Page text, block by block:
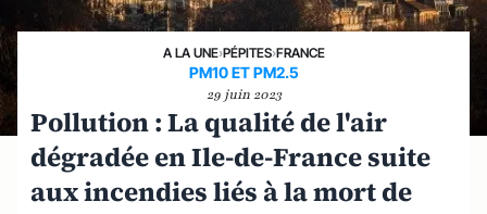
A LA UNE›PÉPITES›FRANCE
PM10 ET PM2.5
29 juin 2023
Pollution : La qualité de l'air
dégradée en Ile-de-France suite
aux incendies liés à la mort de